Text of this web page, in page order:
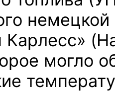
Карлесс»
могло